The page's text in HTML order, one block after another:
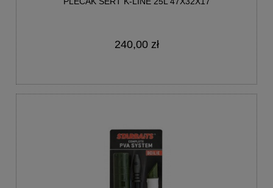
240,00 zł